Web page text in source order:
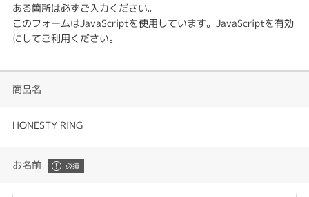
ある箇所は必ずご入力ください。
このフォームはJavaScriptを使用しています。JavaScriptを有効
にしてご利用ください。
商品名
HONESTY RING
お名前